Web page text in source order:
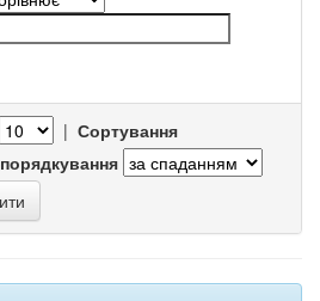
| Сортування